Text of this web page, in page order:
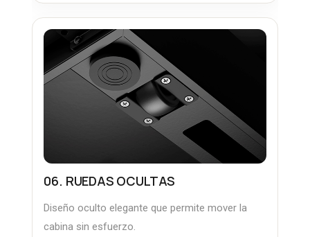
06. RUEDAS OCULTAS
Diseño oculto elegante que permite mover la
cabina sin esfuerzo.